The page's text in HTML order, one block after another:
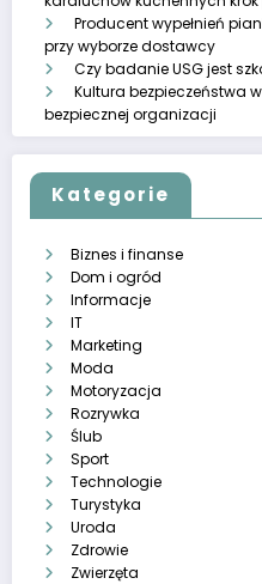
Producent wypełnień
przy wyborze dostawcy
Czy badanie USG jest
Kultura bezpieczeństwa
bezpiecznej organizacji
Kategorie
Biznes i finanse
Dom i ogród
Informacje
IT
Marketing
Moda
Motoryzacja
Rozrywka
Ślub
Sport
Technologie
Turystyka
Uroda
Zdrowie
Zwierzęta